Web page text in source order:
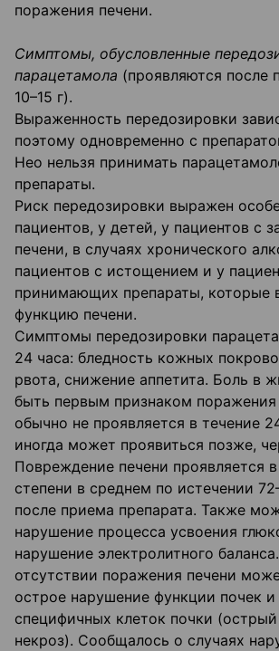
поражения печени.
Симптомы, обусловленные
парацетамола (проявляются после
10–15 г).
Выраженность передозировки
поэтому одновременно с
Нео нельзя принимать
препараты.
Риск передозировки выражен
пациентов, у детей, у пациентов с
печени, в случаях хронического
пациентов с истощением и у
принимающих препараты, которые
функцию печени.
Симптомы передозировки
24 часа: бледность кожных
рвота, снижение аппетита. Боль в
быть первым признаком поражения
обычно не проявляется в течение
иногда может проявиться позже,
Повреждение печени проявляется
степени в среднем по истечении
после приема препарата. Также
нарушение процесса усвоения
нарушение электролитного
отсутствии поражения печени
острое нарушение функции почек
специфичных клеток почки
некроз). Сообщалось о случаях